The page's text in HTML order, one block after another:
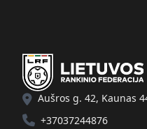
Aušros g. 42, Kaunas
+37037244876